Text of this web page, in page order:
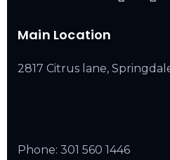
Main Location
2817 Citrus lane,
Phone: 301 560 1446